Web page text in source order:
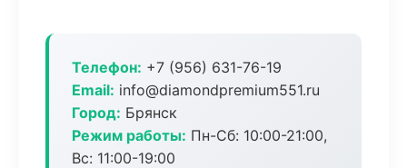
Телефон: +7 (956) 631-76-19
Email: info@diamondpremium551.ru
Город: Брянск
Режим работы: Пн-Сб: 10:00-21:00,
Вс: 11:00-19:00